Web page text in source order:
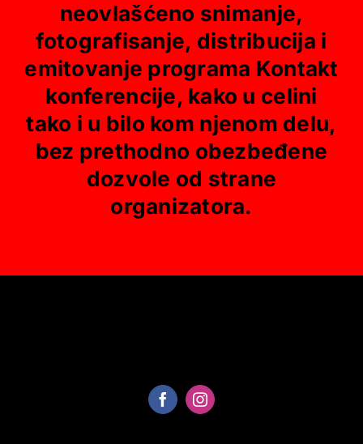
neovlašćeno snimanje,
fotografisanje, distribucija i
emitovanje programa Kontakt
konferencije, kako u celini
tako i u bilo kom njenom delu,
bez prethodno obezbeđene
dozvole od strane
organizatora.